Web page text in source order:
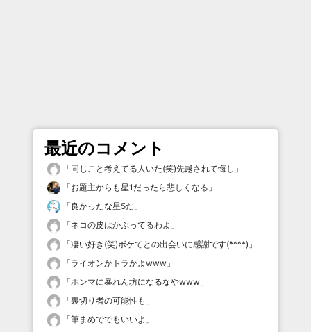
最近のコメント
「同じこと考えてる人いた(笑)先越されて悔し 」
「お題主からも星1だったら悲しくなる 」
「 良かったな星5だ 」
「ネコの皮はかぶってるわよ 」
「凄い好き(笑)ボケてとの出会いに感謝です(*^^*) 」
「ライオンかトラかよwww 」
「ホンマに暴れん坊になるなやwww 」
「裏切り者の可能性も 」
「筆まめででもいいよ 」